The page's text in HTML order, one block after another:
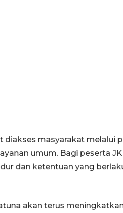
diakses masyarakat melalui
umum. Bagi peserta
dan ketentuan yang
akan terus